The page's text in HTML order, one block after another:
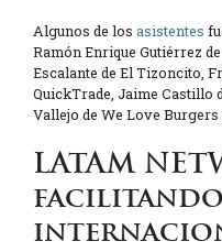
Algunos de los asistentes
Ramón Enrique Gutiérrez
Escalante de El Tizoncito,
QuickTrade, Jaime Castillo
Vallejo de We Love Burgers
LATAM
facilitando